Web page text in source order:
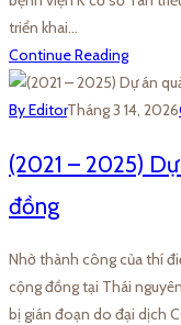
triển khai…
Continue Reading
By EditorTháng 3 14, 2026
(2021 – 2025)
đồng
Nhờ thành công của thí
cộng đồng tại Thái
bị gián đoạn do đại dịch